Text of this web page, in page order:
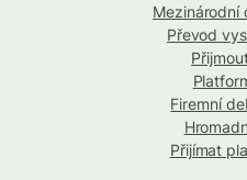
Mezinárodní
Převod
Firemní
Přijímat